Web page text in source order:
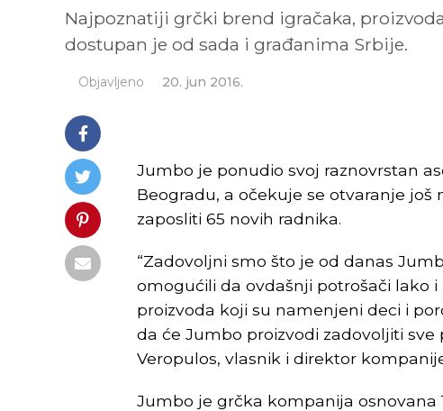
Najpoznatiji grčki brend igračaka,
dostupan je od sada i građanima Srbije.
Objavljeno 20. jun 2016.
Jumbo je ponudio svoj raznovrstan
Beogradu, a očekuje se otvaranje
zaposliti 65 novih radnika.
“Zadovoljni smo što je od danas
omogućili da ovdašnji potrošači lako
proizvoda koji su namenjeni deci i
da će Jumbo proizvodi zadovoljiti sve
Veropulos, vlasnik i direktor
Jumbo je grčka kompanija osnovana